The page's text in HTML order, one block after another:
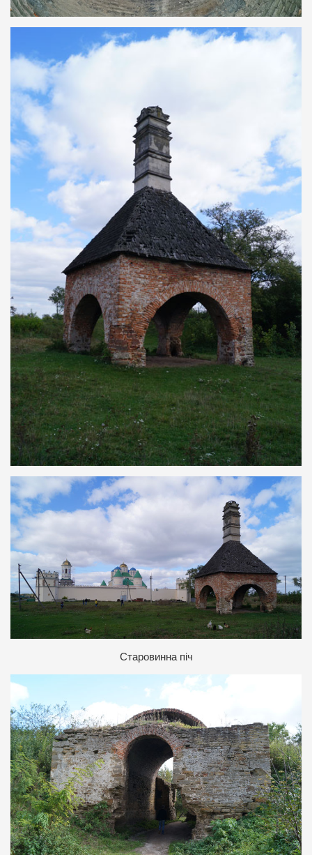
Старовинна піч